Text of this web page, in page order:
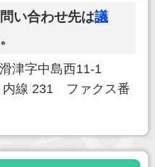
い合わせ先は議
津字中島西11-1
内線 231 ファクス番